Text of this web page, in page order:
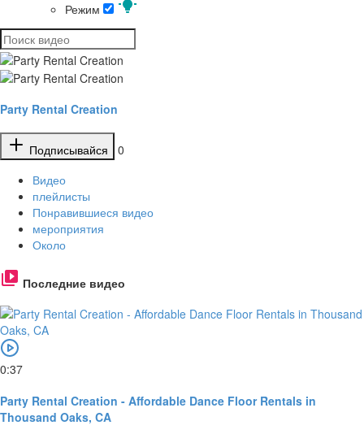
Режим
Party Rental Creation
Подписывайся
0
Видео
плейлисты
Понравившиеся видео
мероприятия
Около
Последние видео
0:37
Party Rental Creation - Affordable Dance Floor Rentals in
Thousand Oaks, CA